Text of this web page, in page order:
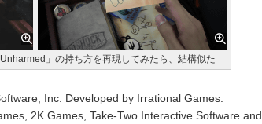
」の持ち方を再現してみたら、結構似た
Inc. Developed by Irrational Games.
2K Games, Take-Two Interactive Software and